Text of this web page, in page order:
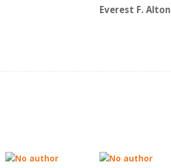
Everest F. Alton